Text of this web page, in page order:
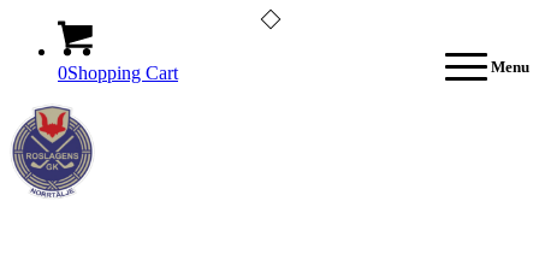
0Shopping Cart Menu